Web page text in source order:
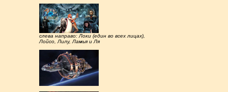
слева направо: Локи (един во всех лицах),
Лойсо, Лилу, Ламья и Ля